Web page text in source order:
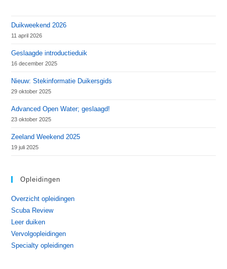
Duikweekend 2026
11 april 2026
Geslaagde introductieduik
16 december 2025
Nieuw: Stekinformatie Duikersgids
29 oktober 2025
Advanced Open Water; geslaagd!
23 oktober 2025
Zeeland Weekend 2025
19 juli 2025
Opleidingen
Overzicht opleidingen
Scuba Review
Leer duiken
Vervolgopleidingen
Specialty opleidingen